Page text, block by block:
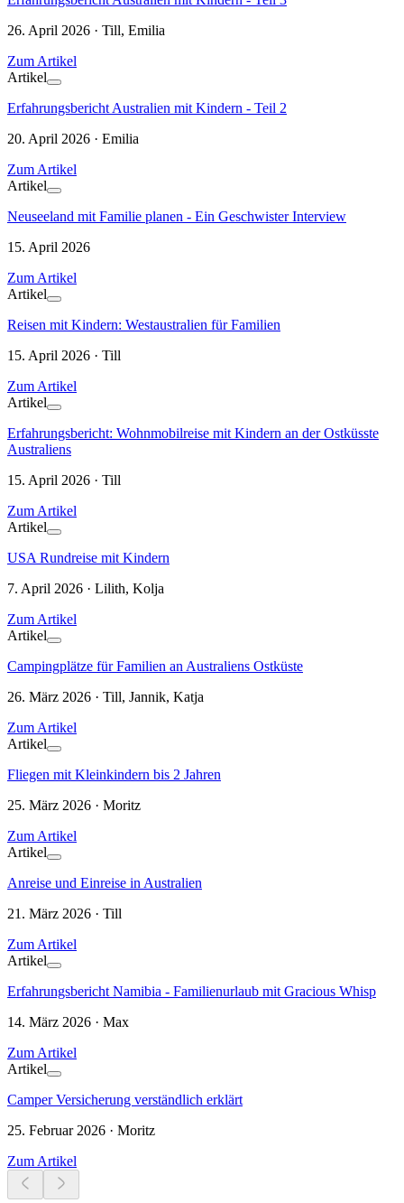
26. April 2026 · Till, Emilia
Zum Artikel
Artikel
Erfahrungsbericht Australien mit Kindern - Teil 2
20. April 2026 · Emilia
Zum Artikel
Artikel
Neuseeland mit Familie planen - Ein Geschwister Interview
15. April 2026
Zum Artikel
Artikel
Reisen mit Kindern: Westaustralien für Familien
15. April 2026 · Till
Zum Artikel
Artikel
Erfahrungsbericht: Wohnmobilreise mit Kindern an der Ostküsste
Australiens
15. April 2026 · Till
Zum Artikel
Artikel
USA Rundreise mit Kindern
7. April 2026 · Lilith, Kolja
Zum Artikel
Artikel
Campingplätze für Familien an Australiens Ostküste
26. März 2026 · Till, Jannik, Katja
Zum Artikel
Artikel
Fliegen mit Kleinkindern bis 2 Jahren
25. März 2026 · Moritz
Zum Artikel
Artikel
Anreise und Einreise in Australien
21. März 2026 · Till
Zum Artikel
Artikel
Erfahrungsbericht Namibia - Familienurlaub mit Gracious Whisp
14. März 2026 · Max
Zum Artikel
Artikel
Camper Versicherung verständlich erklärt
25. Februar 2026 · Moritz
Zum Artikel